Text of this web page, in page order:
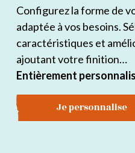
Configurez la forme de
adaptée à vos besoins.
caractéristiques et
ajoutant votre finition…
Entièrement
Je personnalise